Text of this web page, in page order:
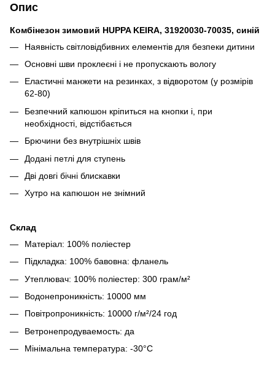
Опис
Комбінезон зимовий HUPPA KEIRA, 31920030-70035, синій
Наявність світловідбивних елементів для безпеки дитини
Основні шви проклеєні і не пропускають вологу
Еластичні манжети на резинках, з відворотом (у розмірів
62-80)
Безпечний капюшон кріпиться на кнопки і, при
необхідності, відстібається
Брючини без внутрішніх швів
Додані петлі для ступень
Дві довгі бічні блискавки
Хутро на капюшон не знімний
Склад
Матеріал: 100% поліестер
Підкладка: 100% бавовна: фланель
Утеплювач: 100% поліестер: 300 грам/м²
Водонепроникність: 10000 мм
Повітропроникність: 10000 г/м²/24 год
Ветронепродуваемость: да
Мінімальна температура: -30°C